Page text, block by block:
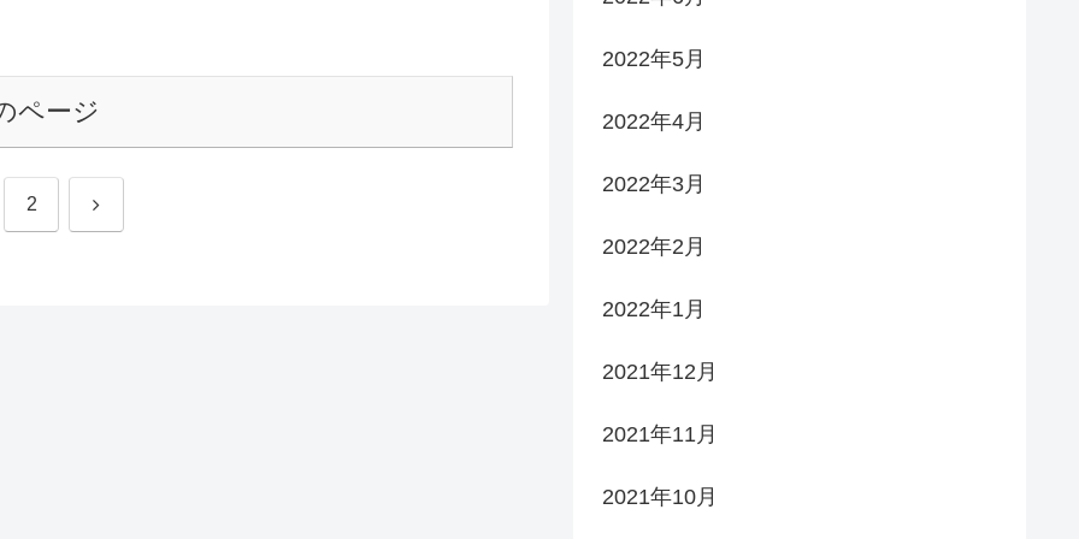
ページ
2 次
2022年5月
2022年4月
2022年3月
2022年2月
2022年1月
2021年12月
2021年11月
2021年10月